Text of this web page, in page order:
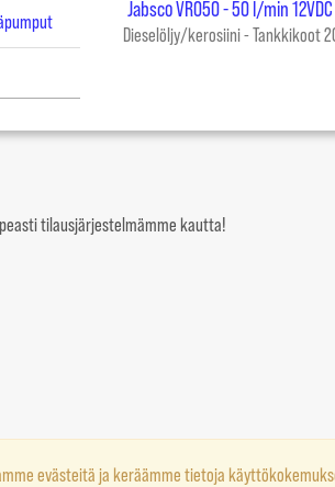
Jabsco VR050 - 50 l/min 12VDC
Dieselöljy/kerosiini - Tankkikoot
tilausjärjestelmämme kautta!
evästeitä ja keräämme tietoja